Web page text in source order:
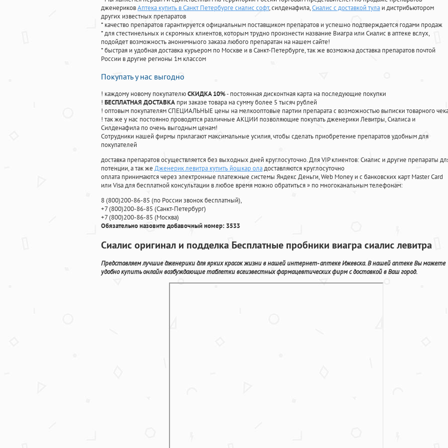
дженериковАптека купить в Санкт Петербурге сиалис софт, силденафила,Сиалис с доставкой тула и дистрибьютором
других известных препаратов
* качество препаратов гарантируется официальным поставщиком препаратов и успешно подтверждается годами продаж
* для стестинельных и скромных клиентов, которым трудно произнести название Виагра или Сиалис в аптеке вслух,
подойдет возможность анонимныого заказа любого препаратан на нашем сайте!
* быстрая и удобная доставка курьером по Москве и в Санкт-Петербурге, так же возможна доставка препаратов почтой
России в другие регионы 1м классом
Покупать у нас выгодно
! каждому новому покупателюСКИДКА 10%- постоянная дисконтная карта на последующие покупки
! БЕСПЛАТНАЯ ДОСТАВКА при заказе товара на сумму более 5 тысяч рублей
! оптовым покупателям СПЕЦИАЛЬНЫЕ цены на мелкооптовые партии препарата с возможностью выписки товарного
! так же у нас постоянно проводятся различные АКЦИИ позволяющие покупать дженерики Левитры, Сиалиса и
Силденафила по очень выгодным ценам!
Cотрудники нашей фирмы прилагают максимальные усилия, чтобы сделать приобретение препаратов удобным для
покупателей
доставка препаратов осуществляется без выходных дней круглосуточно. Для VIP клиентов: Сиалис и другие препараты
потенции, а так же Дженерик левитра купить йошкар оладоставляются круглосуточно
оплата принимаются через электронные платежные системы Яндекс Деньги, Web Money и с банковских карт Master Card
или Visa для бесплатной консультации в любое время можно обратиться» по многоканальным телефонам:
8(800)200-86-85 (по России звонок бесплатный),
+7(800)200-86-85 (Санкт-Петербург)
+7(800)200-86-85 (Москва)
Обязательно назовите добавочный номер: 3533
Сиалис оригинал и подделка Бесплатные пробники виагра сиалис левитра
Представляем лучшие дженерики для ярких красок жизни в нашей интернет- аптеке Ижевска. В нашей аптеке Вы можете
удобно купить онлайн возбуждающие таблетки всеизвестных фармацевтических фирм с доставкой в Ваш город.